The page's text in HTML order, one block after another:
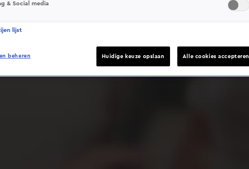
Deze video is niet beschikbaar op je huidige locatie
& Social media
lijst
beheren Huidige keuze opslaan Alle cookies accepteren